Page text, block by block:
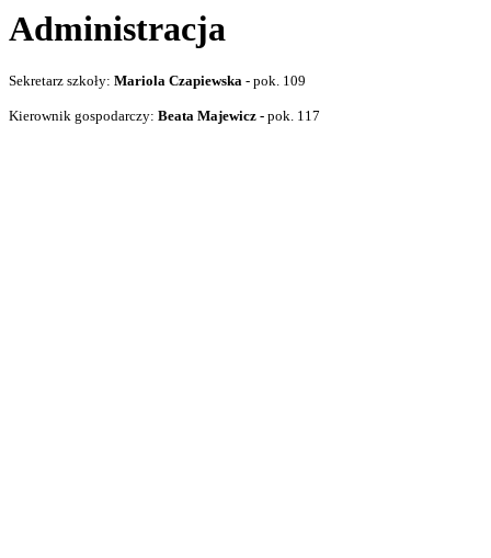
Administracja
Sekretarz szkoły: Mariola Czapiewska - pok. 109
Kierownik gospodarczy: Beata Majewicz - pok. 117